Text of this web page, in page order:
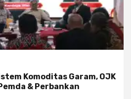
Komoditas Garam, OJK
& Perbankan